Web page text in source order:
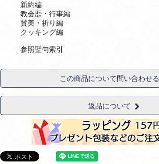
新約編
教会歴・行事編
賛美・祈り編
クッキング編
参照聖句索引
この商品について問い合わせる
返品について